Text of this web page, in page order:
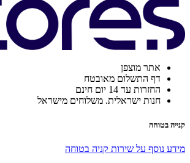
אתר מוצפן
דף התשלום מאובטח
החזרות עד 14 יום חינם
חנות ישראלית. משלוחים מישראל
קנייה בטוחה
מידע נוסף על שירות קניה בטוחה